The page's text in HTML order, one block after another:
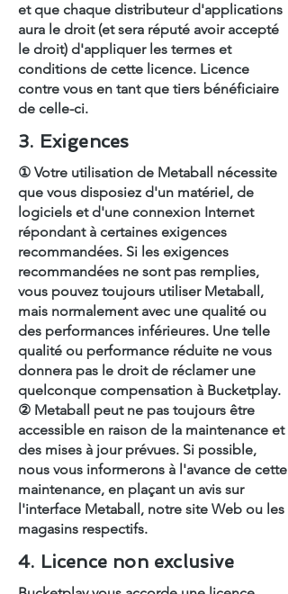
et que chaque distributeur d'applications
aura le droit (et sera réputé avoir accepté
le droit) d'appliquer les termes et
conditions de cette licence. Licence
contre vous en tant que tiers bénéficiaire
de celle-ci.
3. Exigences
① Votre utilisation de Metaball nécessite
que vous disposiez d'un matériel, de
logiciels et d'une connexion Internet
répondant à certaines exigences
recommandées. Si les exigences
recommandées ne sont pas remplies,
vous pouvez toujours utiliser Metaball,
mais normalement avec une qualité ou
des performances inférieures. Une telle
qualité ou performance réduite ne vous
donnera pas le droit de réclamer une
quelconque compensation à Bucketplay.
② Metaball peut ne pas toujours être
accessible en raison de la maintenance et
des mises à jour prévues. Si possible,
nous vous informerons à l'avance de cette
maintenance, en plaçant un avis sur
l'interface Metaball, notre site Web ou les
magasins respectifs.
4. Licence non exclusive